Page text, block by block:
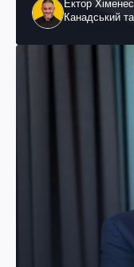
Ектор
Канадський